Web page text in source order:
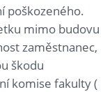
poškozeného.
mimo budovu
zaměstnanec,
škodu
komise fakulty (